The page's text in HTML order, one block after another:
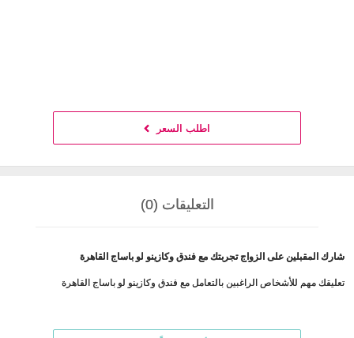
اطلب السعر
التعليقات (0)
شارك المقبلين على الزواج تجربتك مع فندق وكازينو لو باساج القاهرة
تعليقك مهم للأشخاص الراغبين بالتعامل مع فندق وكازينو لو باساج القاهرة